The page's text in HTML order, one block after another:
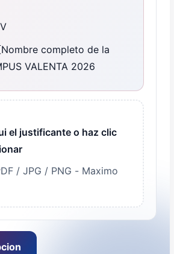
[Nombre completo de la
VALENTA 2026
el justificante o haz clic
/ JPG / PNG - Maximo